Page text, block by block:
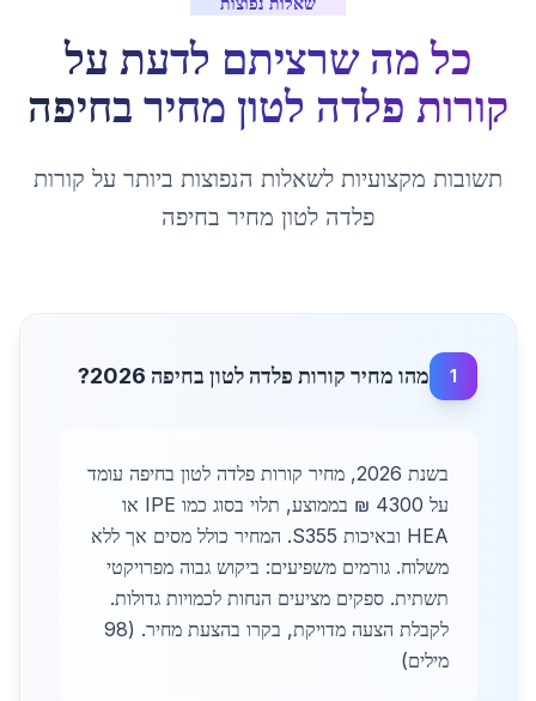
כל מה שרציתם לדעת על
קורות פלדה לטון מחיר בחיפה
תשובות מקצועיות לשאלות הנפוצות ביותר על קורות
פלדה לטון מחיר בחיפה
1 מהו מחיר קורות פלדה לטון בחיפה 2026?
בשנת 2026, מחיר קורות פלדה לטון בחיפה עומד
על 4300 ₪ בממוצע, תלוי בסוג כמו IPE או
HEA ובאיכות S355. המחיר כולל מסים אך ללא
משלוח. גורמים משפיעים: ביקוש גבוה מפרויקטי
תשתית. ספקים מציעים הנחות לכמויות גדולות.
לקבלת הצעה מדויקת, בקרו בהצעת מחיר. (98
מילים)